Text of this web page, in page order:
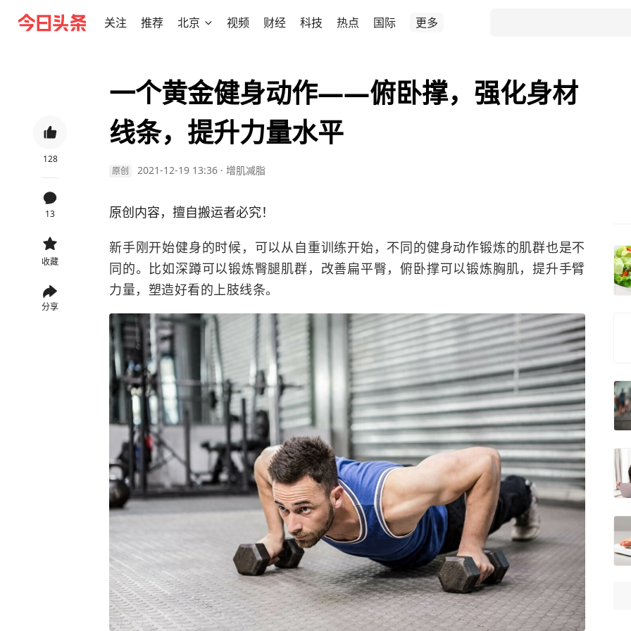
关注 推荐 北京 视频 财经 科技 热点 国际 更多
128
13
收藏
分享
一个黄金健身动作——俯卧撑，强化身材
线条，提升力量水平
原创 2021-12-19 13:36 · 增肌减脂
原创内容，擅自搬运者必究！
新手刚开始健身的时候，可以从自重训练开始，不同的健身动作锻炼的肌群也是不
同的。比如深蹲可以锻炼臀腿肌群，改善扁平臀，俯卧撑可以锻炼胸肌，提升手臂
力量，塑造好看的上肢线条。